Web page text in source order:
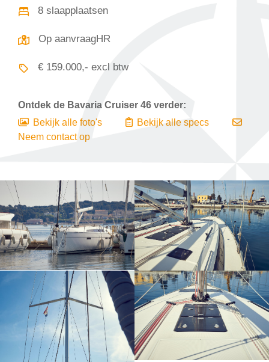
8 slaapplaatsen
Op aanvraagHR
€ 159.000,- excl btw
Ontdek de Bavaria Cruiser 46 verder:
Bekijk alle foto's
Bekijk alle specs
Neem contact op